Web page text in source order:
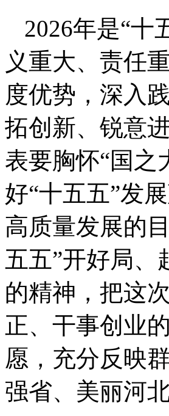
2026年是“十
义重大、责任
度优势，深入
拓创新、锐意
表要胸怀“国之
好“十五五”发
高质量发展的
五五”开好局、
的精神，把这
正、干事创业
愿，充分反映
强省、美丽河